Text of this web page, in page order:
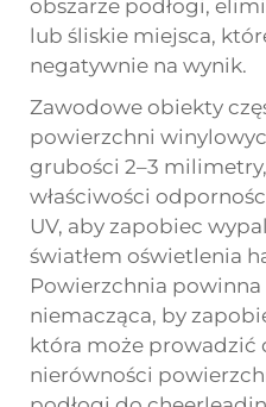
obszarze podłogi,
lub śliskie miejsca,
negatywnie na wynik.
Zawodowe obiekty
powierzchni
grubości 2–3
właściwości
UV, aby zapobiec
światłem oświetlenia
Powierzchnia
niemacząca, by
która może
nierówności